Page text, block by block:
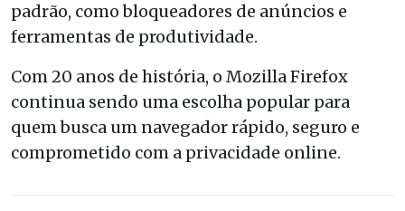
padrão, como bloqueadores de anúncios e
ferramentas de produtividade.
Com 20 anos de história, o Mozilla Firefox
continua sendo uma escolha popular para
quem busca um navegador rápido, seguro e
comprometido com a privacidade online.